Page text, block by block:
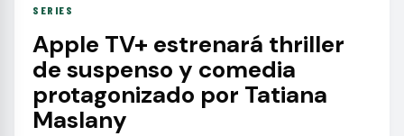
SERIES
Apple TV+ estrenará thriller
de suspenso y comedia
protagonizado por Tatiana
Maslany